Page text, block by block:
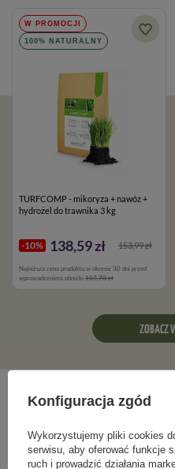
W PROMOCJI
100% NATURALNY
TURFCOMP - mikoryza + nawóz +
hydrożel do trawnika 3 kg
-10% 138,59 zł
Najniższa cena produktu w okresie 30 dni przed
wprowadzeniem obniżki 107,78 zł
153,99 zł
ZOBACZ
Konfiguracja zgód
Wykorzystujemy pliki cookies
serwisu, aby oferować funkcje
ruch i prowadzić działania